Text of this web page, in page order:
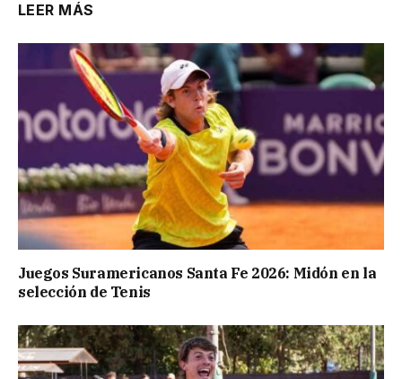
LEER MÁS
Juegos Suramericanos Santa Fe 2026: Midón en la
selección de Tenis